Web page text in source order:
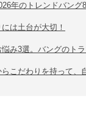
年のトレンドバング
は土台が大切！
み3選。バングのト
こだわりを持って、